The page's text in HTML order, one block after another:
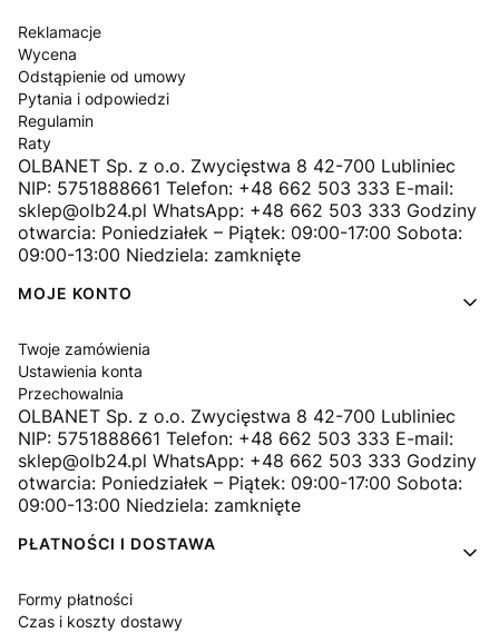
Reklamacje
Wycena
Odstąpienie od umowy
Pytania i odpowiedzi
Regulamin
Raty
OLBANET Sp. z o.o. Zwycięstwa 8 42-700 Lubliniec
NIP: 5751888661 Telefon: +48 662 503 333 E-mail:
sklep@olb24.pl WhatsApp: +48 662 503 333 Godziny
otwarcia: Poniedziałek – Piątek: 09:00-17:00 Sobota:
09:00-13:00 Niedziela: zamknięte
MOJE KONTO
Twoje zamówienia
Ustawienia konta
Przechowalnia
OLBANET Sp. z o.o. Zwycięstwa 8 42-700 Lubliniec
NIP: 5751888661 Telefon: +48 662 503 333 E-mail:
sklep@olb24.pl WhatsApp: +48 662 503 333 Godziny
otwarcia: Poniedziałek – Piątek: 09:00-17:00 Sobota:
09:00-13:00 Niedziela: zamknięte
PŁATNOŚCI I DOSTAWA
Formy płatności
Czas i koszty dostawy